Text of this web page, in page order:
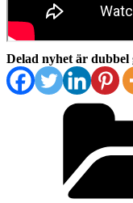
Delad nyhet är dubbel